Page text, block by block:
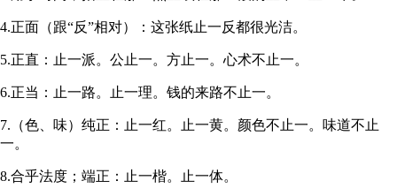
4.正面（跟“反”相对）：这张纸止一反都很光洁。
5.正直：止一派。公止一。方止一。心术不止一。
6.正当：止一路。止一理。钱的来路不止一。
7.（色、味）纯正：止一红。止一黄。颜色不止一。味道不止
一。
8.合乎法度；端正：止一楷。止一体。